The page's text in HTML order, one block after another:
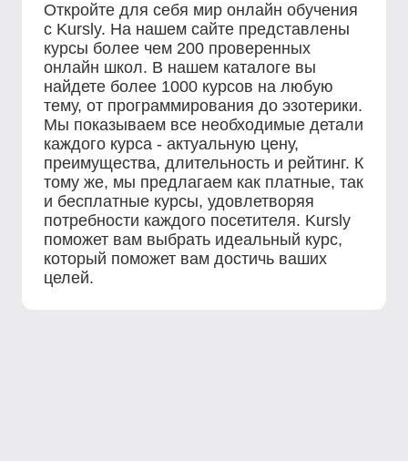
Откройте для себя мир онлайн обучения
с Kursly. На нашем сайте представлены
курсы более чем 200 проверенных
онлайн школ. В нашем каталоге вы
найдете более 1000 курсов на любую
тему, от программирования до эзотерики.
Мы показываем все необходимые детали
каждого курса - актуальную цену,
преимущества, длительность и рейтинг. К
тому же, мы предлагаем как платные, так
и бесплатные курсы, удовлетворяя
потребности каждого посетителя. Kursly
поможет вам выбрать идеальный курс,
который поможет вам достичь ваших
целей.